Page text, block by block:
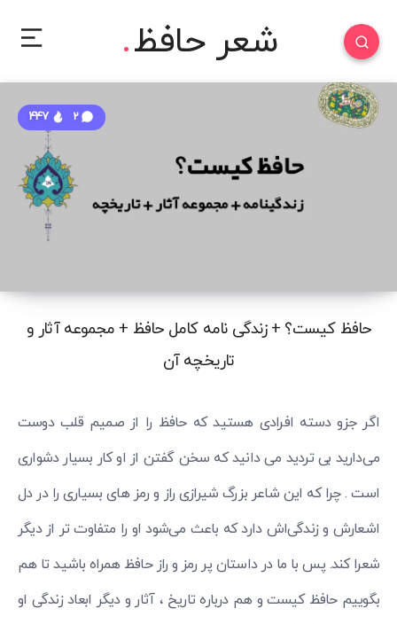
شعر حافظ
حافظ کیست؟ + زندگی نامه کامل حافظ + مجموعه آثار و
تاریخچه آن
2
447
اگر جزو دسته افرادی هستید که حافظ را از صمیم قلب دوست
می‌دارید بی تردید می دانید که سخن گفتن از او کار بسیار دشواری
است . چرا که این شاعر بزرگ شیرازی راز و رمز های بسیاری را در دل
اشعارش و زندگی‌اش دارد که باعث می‌شود او را متفاوت تر از دیگر
شعرا کند. پس با ما در داستان پر رمز و راز حافظ همراه باشید تا هم
بگوییم حافظ کیست و هم درباره تاریخ ، آثار و دیگر ابعاد زندگی او